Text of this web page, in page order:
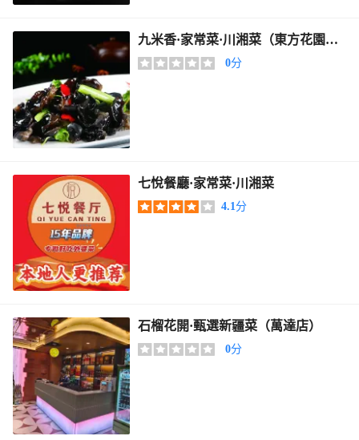
九米香·家常菜·川湘菜（東方花園
店）
0分
七悅餐廳·家常菜·川湘菜
4.1分
石榴花開·甄選新疆菜（萬達店）
0分